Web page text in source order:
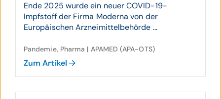
Ende 2025 wurde ein neuer COVID-19-
Impfstoff der Firma Moderna von der
Europäischen Arzneimittelbehörde ...
Pandemie, Pharma | APAMED (APA-OTS)
Zum Artikel